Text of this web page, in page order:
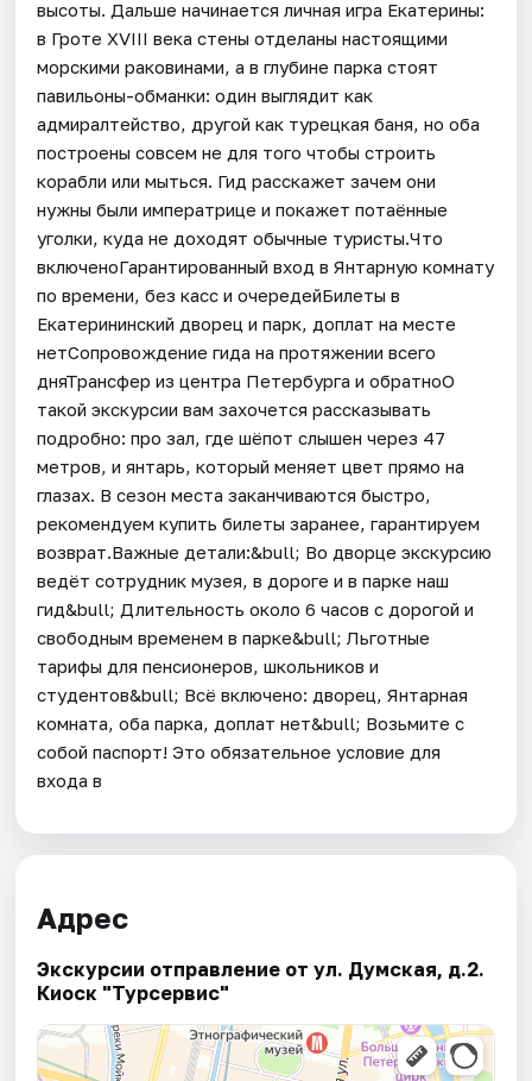
высоты. Дальше начинается личная игра Екатерины:
в Гроте XVIII века стены отделаны настоящими
морскими раковинами, а в глубине парка стоят
павильоны-обманки: один выглядит как
адмиралтейство, другой как турецкая баня, но оба
построены совсем не для того чтобы строить
корабли или мыться. Гид расскажет зачем они
нужны были императрице и покажет потаённые
уголки, куда не доходят обычные туристы.Что
включеноГарантированный вход в Янтарную комнату
по времени, без касс и очередейБилеты в
Екатерининский дворец и парк, доплат на месте
нетСопровождение гида на протяжении всего
дняТрансфер из центра Петербурга и обратноО
такой экскурсии вам захочется рассказывать
подробно: про зал, где шёпот слышен через 47
метров, и янтарь, который меняет цвет прямо на
глазах. В сезон места заканчиваются быстро,
рекомендуем купить билеты заранее, гарантируем
возврат.Важные детали:&bull; Во дворце экскурсию
ведёт сотрудник музея, в дороге и в парке наш
гид&bull; Длительность около 6 часов с дорогой и
свободным временем в парке&bull; Льготные
тарифы для пенсионеров, школьников и
студентов&bull; Всё включено: дворец, Янтарная
комната, оба парка, доплат нет&bull; Возьмите с
собой паспорт! Это обязательное условие для
входа в
Адрес
Экскурсии отправление от ул. Думская, д.2.
Киоск "Турсервис"